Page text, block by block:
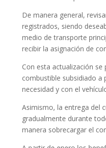
De manera general,
registrados, siendo
medio de transporte
recibir la asignación de
Con esta actualización se
combustible subsidiado a
necesidad y con el
Asimismo, la entrega del
gradualmente durante
manera sobrecargar el